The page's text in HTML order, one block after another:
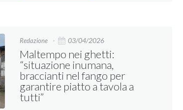
Redazione 03/04/2026
Maltempo nei ghetti:
“situazione inumana,
braccianti nel fango per
garantire piatto a tavola a
tutti”